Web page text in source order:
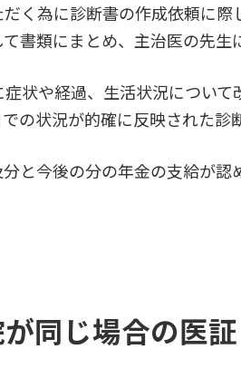
く為に診断書の作成依頼に
書類にまとめ、主治医の先生
状や経過、生活状況につい
の状況が的確に反映された診
と今後の分の年金の支給が認
同じ場合の医証